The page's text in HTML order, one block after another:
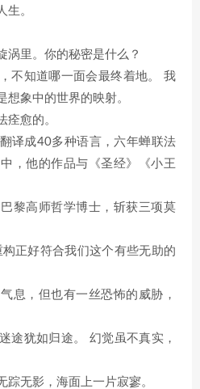
生。
里。你的秘密是什么？
不知道哪一面会最终着地。 我
想象中的世界的映射。
愈的。
译成40多种语言，六年蝉联法
，他的作品与《圣经》《小王
黎高师哲学博士，斩获三项莫
正好符合我们这个有些无助的
息，但也有一丝恐怖的威胁，
途犹如归途。 幻觉虽不真实，
无影，海面上一片寂寥。